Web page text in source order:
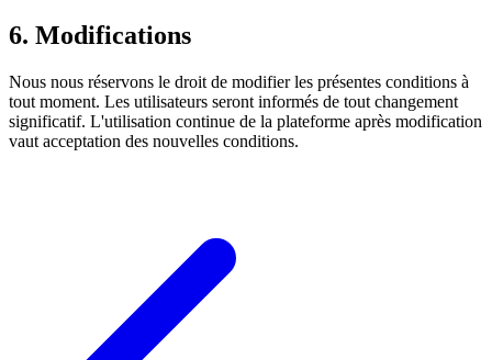
6. Modifications
Nous nous réservons le droit de modifier les présentes conditions à
tout moment. Les utilisateurs seront informés de tout changement
significatif. L'utilisation continue de la plateforme après modification
vaut acceptation des nouvelles conditions.